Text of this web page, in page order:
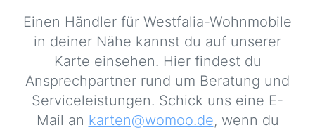
Einen Händler für Westfalia-Wohnmobile
in deiner Nähe kannst du auf unserer
Karte einsehen. Hier findest du
Ansprechpartner rund um Beratung und
Serviceleistungen. Schick uns eine E-
Mail an karten@womoo.de, wenn du